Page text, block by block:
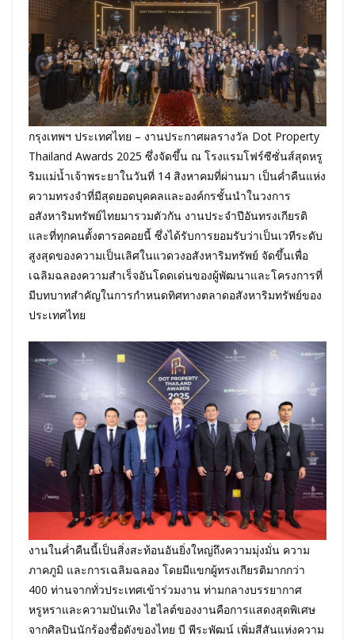
กรุงเทพฯ ประเทศไทย – งานประกาศผลรางวัล Dot Property
Thailand Awards 2025 ซึ่งจัดขึ้น ณ โรงแรมโฟร์ซีซั่นส์สุดหรู
ริมแม่น้ำเจ้าพระยาในวันที่ 14 สิงหาคมที่ผ่านมา เป็นค่ำคืนแห่ง
ความทรงจำที่มีสุดยอดบุคคลและองค์กรชั้นนำในวงการ
อสังหาริมทรัพย์ไทยมารวมตัวกัน งานประจำปีอันทรงเกียรติ
และที่ทุกคนตั้งตารอคอยนี้ ซึ่งได้รับการยอมรับว่าเป็นเวทีระดับ
สูงสุดของความเป็นเลิศในแวดวงอสังหาริมทรัพย์ จัดขึ้นเพื่อ
เฉลิมฉลองความสำเร็จอันโดดเด่นของผู้พัฒนาและโครงการที่
มีบทบาทสำคัญในการกำหนดทิศทางตลาดอสังหาริมทรัพย์ของ
ประเทศไทย
งานในค่ำคืนนี้เป็นสิ่งสะท้อนอันยิ่งใหญ่ถึงความมุ่งมั่น ความ
ภาคภูมิ และการเฉลิมฉลอง โดยมีแขกผู้ทรงเกียรติมากกว่า
400 ท่านจากทั่วประเทศเข้าร่วมงาน ท่ามกลางบรรยากาศ
หรูหราและความบันเทิง ไฮไลต์ของงานคือการแสดงสุดพิเศษ
จากศิลปินนักร้องชื่อดังของไทย บี พีระพัฒน์ เพิ่มสีสันแห่งความ